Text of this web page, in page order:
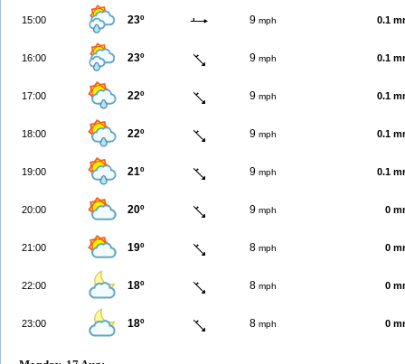
15:00 23º 9 mph 0.1
16:00 23º 9 mph 0.1
17:00 22º 9 mph 0.1
18:00 22º 9 mph 0.1
19:00 21º 9 mph 0.1
20:00 20º 9 mph 0
21:00 19º 8 mph 0
22:00 18º 8 mph 0
23:00 18º 8 mph 0